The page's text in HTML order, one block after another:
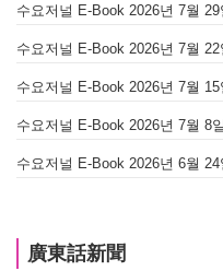
수요저널 E-Book 2026년 7월
수요저널 E-Book 2026년 7월
수요저널 E-Book 2026년 7월
수요저널 E-Book 2026년 7월 8
수요저널 E-Book 2026년 6월
廣東話新聞